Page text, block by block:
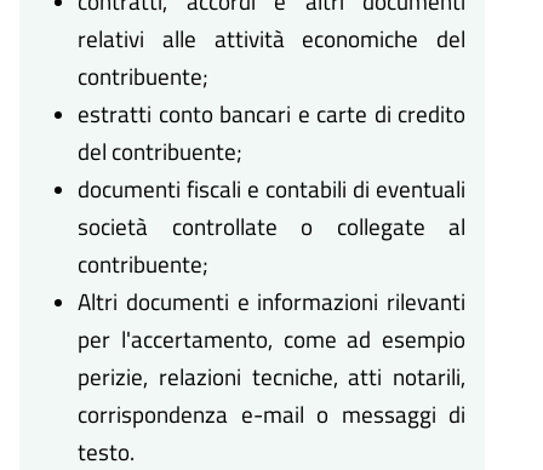
relativi alle attività economiche del
contribuente;
estratti conto bancari e carte di credito
del contribuente;
documenti fiscali e contabili di eventuali
società controllate o collegate al
contribuente;
Altri documenti e informazioni rilevanti
per l'accertamento, come ad esempio
perizie, relazioni tecniche, atti notarili,
corrispondenza e-mail o messaggi di
testo.